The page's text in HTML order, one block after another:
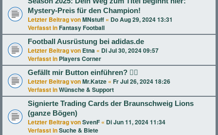
Mystery-Preis für den Champion!
Letzter Beitrag vonMNstuff « Do Aug 29, 2024 13:31
Verfasst in Fantasy Football
Football Ausrüstung bei adidas.de
Letzter Beitrag von Etna « Di Jul 30, 2024 09:57
Verfasst in Players Corner
Gefällt mir Button einführen? 👍🏻
Letzter Beitrag vonMr.Katze « Fr Jul 26, 2024 18:26
Verfasst inWünsche & Support
Signierte Trading Cards der Braunschweig Lions
(ganze Bögen)
Letzter Beitrag vonSvenF « Di Jun 11, 2024 11:34
Verfasst inSuche & Biete